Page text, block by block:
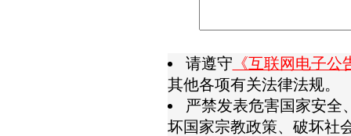
请遵守 《互联网电子
其他各项有关法律法规。
严禁发表危害国家安全
坏国家宗教政策、破坏社